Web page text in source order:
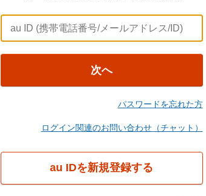
次へ
パスワードを忘れた方
ログイン関連のお問い合わせ（チャット）
au IDを新規登録する